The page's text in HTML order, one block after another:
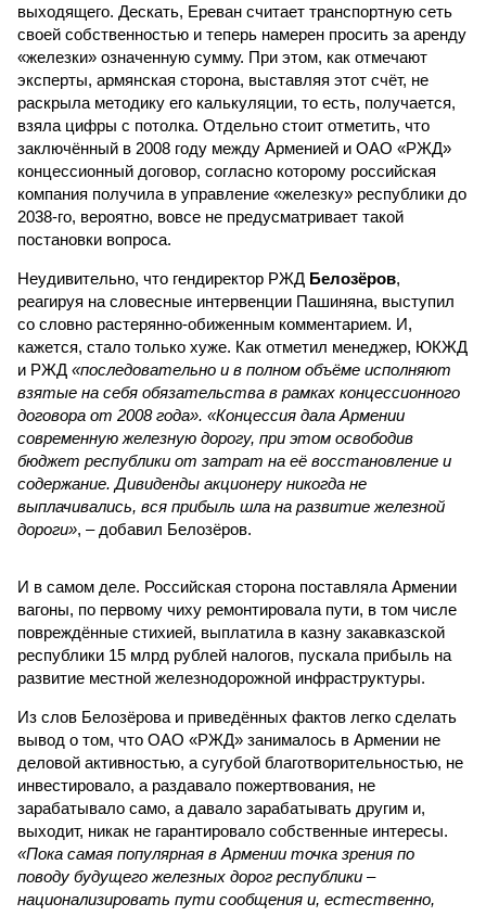
выходящего. Дескать, Ереван считает транспортную сеть
своей собственностью и теперь намерен просить за аренду
«железки» означенную сумму. При этом, как отмечают
эксперты, армянская сторона, выставляя этот счёт, не
раскрыла методику его калькуляции, то есть, получается,
взяла цифры с потолка. Отдельно стоит отметить, что
заключённый в 2008 году между Арменией и ОАО «РЖД»
концессионный договор, согласно которому российская
компания получила в управление «железку» республики до
2038-го, вероятно, вовсе не предусматривает такой
постановки вопроса.
Неудивительно, что гендиректор РЖД Белозёров,
реагируя на словесные интервенции Пашиняна, выступил
со словно растерянно-обиженным комментарием. И,
кажется, стало только хуже. Как отметил менеджер, ЮКЖД
и РЖД «последовательно и в полном объёме исполняют
взятые на себя обязательства в рамках концессионного
договора от 2008 года». «Концессия дала Армении
современную железную дорогу, при этом освободив
бюджет республики от затрат на её восстановление и
содержание. Дивиденды акционеру никогда не
выплачивались, вся прибыль шла на развитие железной
дороги», – добавил Белозёров.
И в самом деле. Российская сторона поставляла Армении
вагоны, по первому чиху ремонтировала пути, в том числе
повреждённые стихией, выплатила в казну закавказской
республики 15 млрд рублей налогов, пускала прибыль на
развитие местной железнодорожной инфраструктуры.
Из слов Белозёрова и приведённых фактов легко сделать
вывод о том, что ОАО «РЖД» занималось в Армении не
деловой активностью, а сугубой благотворительностью, не
инвестировало, а раздавало пожертвования, не
зарабатывало само, а давало зарабатывать другим и,
выходит, никак не гарантировало собственные интересы.
«Пока самая популярная в Армении точка зрения по
поводу будущего железных дорог рес­публики –
национализировать пути сообщения и, естественно,